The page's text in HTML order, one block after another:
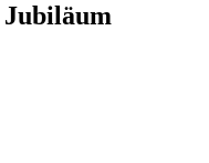
Jubiläum